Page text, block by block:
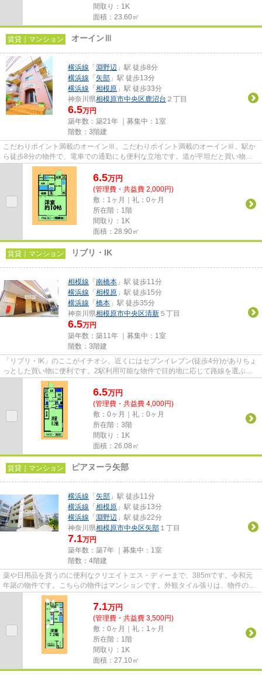
間取り：1K
面積：23.60㎡
賃貸｜マンション オーインⅢ
横浜線 「 淵野辺 」駅 徒歩8分
横浜線 「 矢部 」駅 徒歩13分
横浜線 「 相模原 」駅 徒歩33分
神奈川県相模原市中央区鹿沼台 ２丁目
6.5万円
築年数：築21年 ｜募集中： 1室
階数：3階建
こだわりポイント満載のオーインⅢ。こだわりポイント満載のオーインⅢ。駅か
ら徒歩8分の物件で、電車での通勤にも便利な立地です。道が平坦だと買い物も
快適にできますね。相模原市中央...
6.5万円
(管理費・共益費 2,000円)
敷：1ヶ月｜礼：0ヶ月
所在階：1階
間取り：1K
面積：28.90㎡
賃貸｜マンション リブリ・IK
相模線 「 南橋本 」駅 徒歩11分
横浜線 「 相模原 」駅 徒歩15分
横浜線 「 橋本 」駅 徒歩35分
神奈川県相模原市中央区清新 ５丁目
6.5万円
築年数：築11年 ｜募集中： 1室
階数：3階建
「リブリ・IK」のここがイチオシ。近くにはセブンイレブン(徒歩4分)がありちょ
っとした買い物に便利です。2駅利用可能な物件で目的地に応じて路線を選ぶこ
とができます。造りとデザイ...
6.5万円
(管理費・共益費 4,000円)
敷：0ヶ月｜礼：0ヶ月
所在階：3階
間取り：1K
面積：26.08㎡
賃貸｜マンション ピアヌーラ矢部
横浜線 「 矢部 」駅 徒歩11分
横浜線 「 相模原 」駅 徒歩13分
横浜線 「 淵野辺 」駅 徒歩22分
神奈川県相模原市中央区矢部 １丁目
7.1万円
築年数：築7年 ｜募集中： 1室
階数：4階建
薬や日用品を買うのに便利なクリエイトエス・ディーまで、385mです。令和元
年築の物件です。こちらの物件はマンションです。外観タイル張りは、物件の個
性を引き出すことができます。...
7.1万円
(管理費・共益費 3,500円)
敷：0ヶ月｜礼：1ヶ月
所在階：1階
間取り：1K
面積：27.10㎡